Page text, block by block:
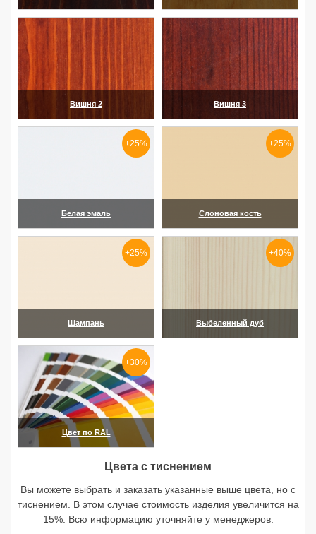
Вишня 2 Вишня 3
Белая эмаль
+25%
Слоновая кость
+25%
Шампань
+25%
Выбеленный дуб
+40%
Цвет по RAL
+30%
Цвета с тиснением
Вы можете выбрать и заказать указанные выше цвета, но с
тиснением. В этом случае стоимость изделия увеличится на
15%. Всю информацию уточняйте у менеджеров.